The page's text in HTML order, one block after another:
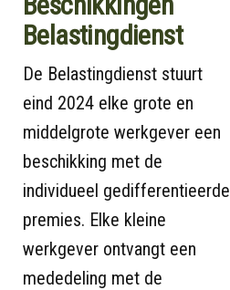
Belastingdienst
De Belastingdienst stuurt
eind 2024 elke grote en
middelgrote werkgever een
beschikking met de
individueel gedifferentieerde
premies. Elke kleine
werkgever ontvangt een
mededeling met de